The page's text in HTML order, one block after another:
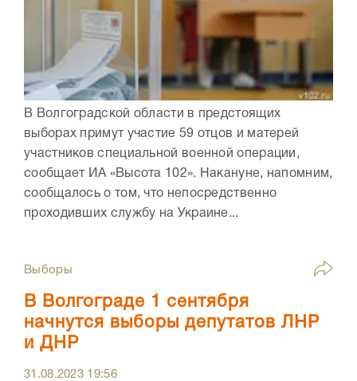
В Волгоградской области в предстоящих
выборах примут участие 59 отцов и матерей
участников специальной военной операции,
сообщает ИА «Высота 102». Накануне, напомним,
сообщалось о том, что непосредственно
проходивших службу на Украине...
Выборы
В Волгограде 1 сентября
начнутся выборы депутатов ЛНР
и ДНР
31.08.2023 19:56